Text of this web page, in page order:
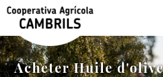
Acheter Huile
BOUTIQUE
LA COOPÉRATIVE
OLEOTOUR